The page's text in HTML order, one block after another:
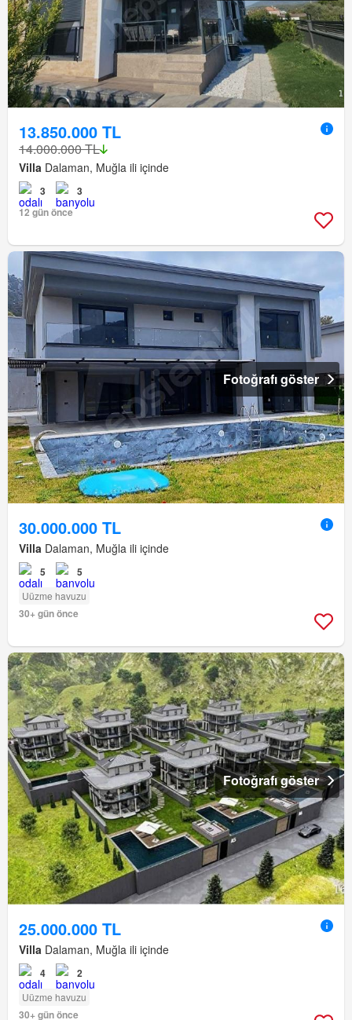
13.850.000 TL
14.000.000 TL
Villa Dalaman, Muğla ili içinde
3
3
12 gün önce
Fotoğrafı göster
30.000.000 TL
Villa Dalaman, Muğla ili içinde
5 5
Uüzme havuzu
30+ gün önce
Fotoğrafı göster
25.000.000 TL
Villa Dalaman, Muğla ili içinde
4 2
Uüzme havuzu
30+ gün önce